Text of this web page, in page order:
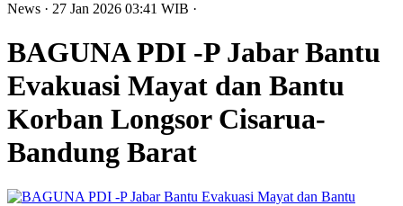
News · 27 Jan 2026 03:41 WIB ·
BAGUNA PDI -P Jabar Bantu
Evakuasi Mayat dan Bantu
Korban Longsor Cisarua-
Bandung Barat